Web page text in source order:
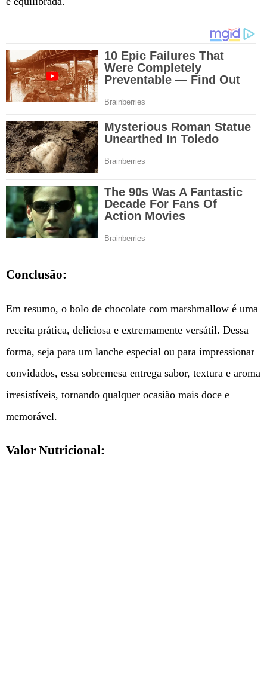
Conclusão:
Em resumo, o bolo de chocolate com marshmallow é uma
receita prática, deliciosa e extremamente versátil. Dessa
forma, seja para um lanche especial ou para impressionar
convidados, essa sobremesa entrega sabor, textura e aroma
irresistíveis, tornando qualquer ocasião mais doce e
memorável.
Valor Nutricional: